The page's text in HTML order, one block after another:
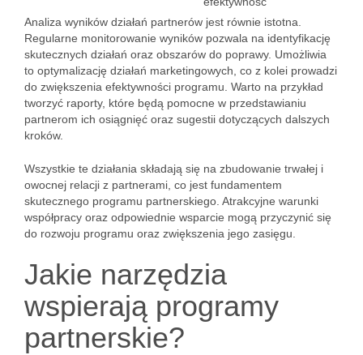
Analiza wyników działań partnerów jest równie istotna.
Regularne monitorowanie wyników pozwala na identyfikację
skutecznych działań oraz obszarów do poprawy. Umożliwia
to optymalizację działań marketingowych, co z kolei prowadzi
do zwiększenia efektywności programu. Warto na przykład
tworzyć raporty, które będą pomocne w przedstawianiu
partnerom ich osiągnięć oraz sugestii dotyczących dalszych
kroków.
Wszystkie te działania składają się na zbudowanie trwałej i
owocnej relacji z partnerami, co jest fundamentem
skutecznego programu partnerskiego. Atrakcyjne warunki
współpracy oraz odpowiednie wsparcie mogą przyczynić się
do rozwoju programu oraz zwiększenia jego zasięgu.
Jakie narzędzia
wspierają programy
partnerskie?